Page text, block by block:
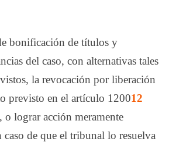
bonificación de títulos y
del caso, con alternativas tales
la revocación por liberación
previsto en el ar­tícu­lo 120012
o lograr acción meramente
de que el tribunal lo resuelva